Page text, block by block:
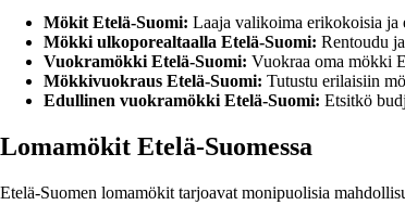
Mökit Etelä-Suomi: Laaja valikoima erikokoisia ja
Mökki ulkoporealtaalla Etelä-Suomi: Rentoudu
Vuokramökki Etelä-Suomi: Vuokraa oma mökki
Mökkivuokraus Etelä-Suomi: Tutustu erilaisiin
Edullinen vuokramökki Etelä-Suomi: Etsitkö
Lomamökit Etelä-Suomessa
Etelä-Suomen lomamökit tarjoavat monipuolisia